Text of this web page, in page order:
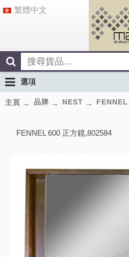
繁體中文
選項
主頁 品牌 NEST
FENNEL 600 正方鏡,802584